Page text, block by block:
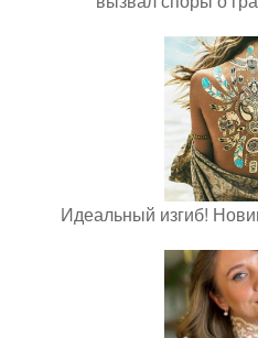
Идеальный изгиб!